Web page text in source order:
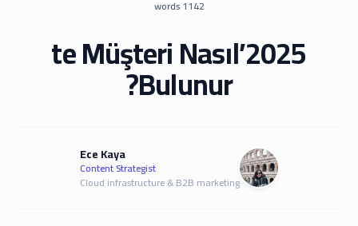
1142
words
2025’te Müşteri Nasıl
Bulunur?
Ece Kaya
Content Strategist
Cloud infrastructure & B2B marketing